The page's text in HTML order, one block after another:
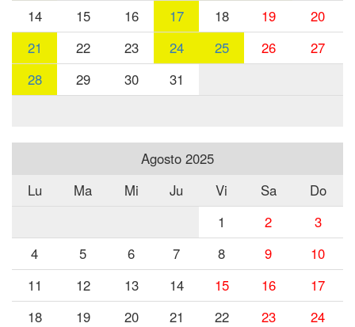
14
15 16 17 18 19
20
21
22 23 24 25 26
27
28
29 30 31
Agosto 2025
Lu
Ma Mi Ju Vi Sa
Do
1
2
3
4
5 6 7 8 9
10
11
12 13 14 15 16
17
18
19 20 21 22 23
24